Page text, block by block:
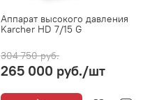
Аппарат высокого давления
Karcher HD 7/15 G
304 750 руб.
265 000 руб./шт